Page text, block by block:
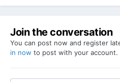
Join the conversation
You can post now and register
in now to post with your account.